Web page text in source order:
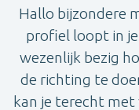
Hallo bijzondere
profiel loopt in
wezenlijk bezig
de richting te
kan je terecht